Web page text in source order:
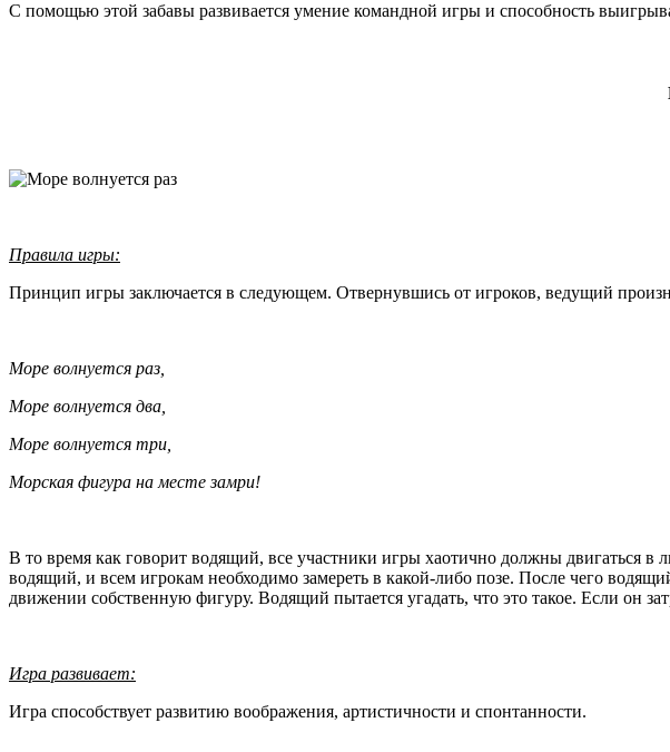
С помощью этой забавы развивается умение командной игры и способность
Правила игры:
Принцип игры заключается в следующем. Отвернувшись от игроков, ведущий
Море волнуется раз,
Море волнуется два,
Море волнуется три,
Морская фигура на месте замри!
В то время как говорит водящий, все участники игры хаотично должны двигаться
водящий, и всем игрокам необходимо замереть в какой-либо позе. После чего
движении собственную фигуру. Водящий пытается угадать, что это такое. Если он
Игра развивает:
Игра способствует развитию воображения, артистичности и спонтанности.